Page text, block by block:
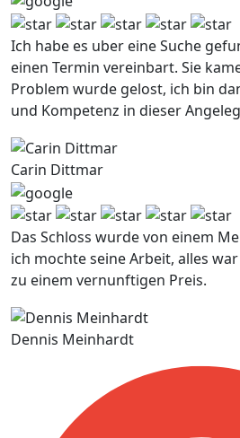
Ich habe es uber eine Suche
einen Termin vereinbart. Sie
Problem wurde gelost, ich bin
und Kompetenz in dieser
Carin Dittmar
Das Schloss wurde von einem
ich mochte seine Arbeit, alles
zu einem vernunftigen Preis.
Dennis Meinhardt